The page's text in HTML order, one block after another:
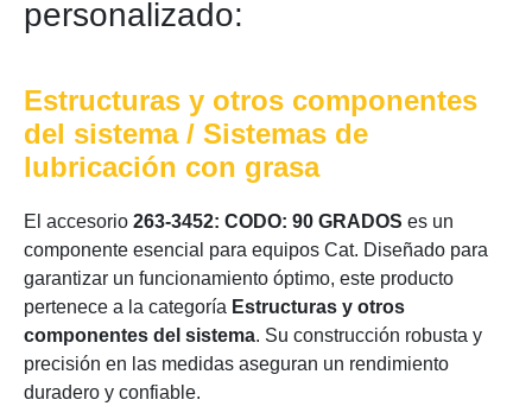
personalizado:
Estructuras y otros componentes
del sistema / Sistemas de
lubricación con grasa
El accesorio 263-3452: CODO: 90 GRADOS es un
componente esencial para equipos Cat. Diseñado para
garantizar un funcionamiento óptimo, este producto
pertenece a la categoría Estructuras y otros
componentes del sistema. Su construcción robusta y
precisión en las medidas aseguran un rendimiento
duradero y confiable.